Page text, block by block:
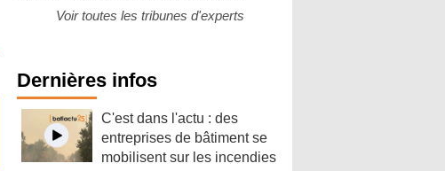
Voir toutes les tribunes d'experts
Dernières infos
C'est dans l'actu : des
entreprises de bâtiment se
mobilisent sur les incendies